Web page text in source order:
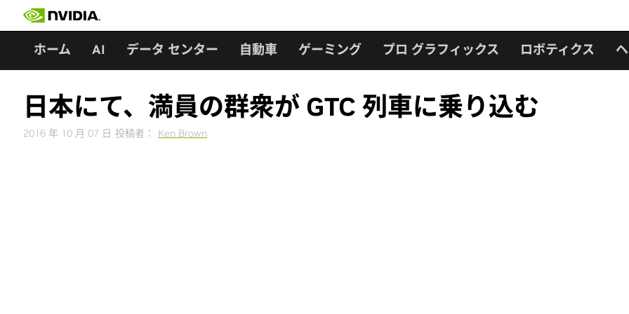
ホーム AI データ センター 自動車 ゲーミング プロ グラフィックス ロボティクス
日本にて、満員の群衆が GTC 列車に乗り込む
2016 年 10 月 07 日 投稿者： Ken Brown